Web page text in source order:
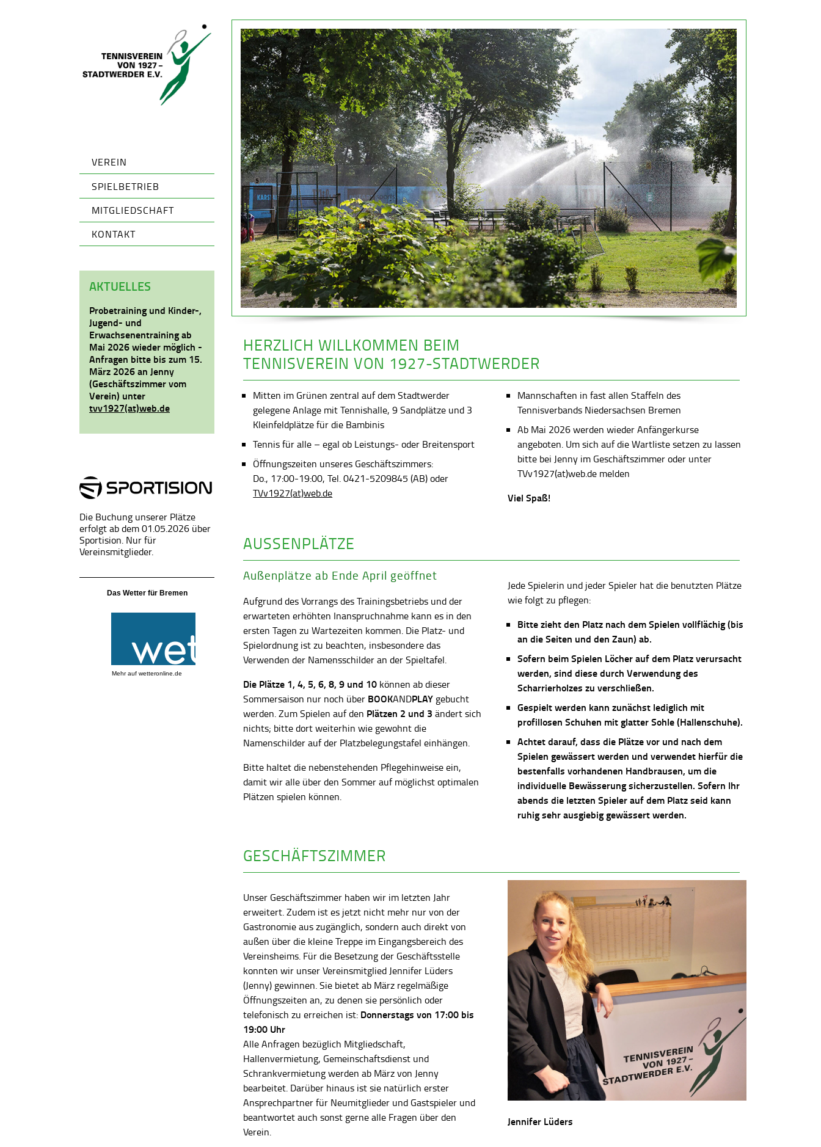
VEREIN
SPIELBETRIEB
MITGLIEDSCHAFT
KONTAKT
AKTUELLES
Probetraining und Kinder-,
Jugend- und
Erwachsenentraining ab
Mai 2026 wieder möglich -
Anfragen bitte bis zum 15.
März 2026 an Jenny
(Geschäftszimmer vom
Verein) unter
tvv1927(at)web.de
Die Buchung unserer Plätze
erfolgt ab dem 01.05.2026 über
Sportision. Nur für
Vereinsmitglieder.
Das Wetter für Bremen
Mehr auf wetteronline.de
HERZLICH WILLKOMMEN BEIM
TENNISVEREIN VON 1927-STADTWERDER
Mitten im Grünen zentral auf dem Stadtwerder
gelegene Anlage mit Tennishalle, 9 Sandplätze und 3
Kleinfeldplätze für die Bambinis
Tennis für alle – egal ob Leistungs- oder Breitensport
Öffnungszeiten unseres Geschäftszimmers:
Do., 17:00-19:00, Tel. 0421-5209845 (AB) oder
TVv1927(at)web.de
Mannschaften in fast allen Staffeln des
Tennisverbands Niedersachsen Bremen
Ab Mai 2026 werden wieder Anfängerkurse
angeboten. Um sich auf die Wartliste setzen zu lassen
bitte bei Jenny im Geschäftszimmer oder unter
TVv1927(at)web.de melden
Viel Spaß!
AUSSENPLÄTZE
Außenplätze ab Ende April geöffnet
Aufgrund des Vorrangs des Trainingsbetriebs und der
erwarteten erhöhten Inanspruchnahme kann es in den
ersten Tagen zu Wartezeiten kommen. Die Platz- und
Spielordnung ist zu beachten, insbesondere das
Verwenden der Namensschilder an der Spieltafel.
Die Plätze 1, 4, 5, 6, 8, 9 und 10 können ab dieser
Sommersaison nur noch über BOOKANDPLAY gebucht
werden. Zum Spielen auf den Plätzen 2 und 3 ändert sich
nichts; bitte dort weiterhin wie gewohnt die
Namenschilder auf der Platzbelegungstafel einhängen.
Bitte haltet die nebenstehenden Pflegehinweise ein,
damit wir alle über den Sommer auf möglichst optimalen
Plätzen spielen können.
Jede Spielerin und jeder Spieler hat die benutzten Plätze
wie folgt zu pflegen:
Bitte zieht den Platz nach dem Spielen vollflächig (bis
an die Seiten und den Zaun) ab.
Sofern beim Spielen Löcher auf dem Platz verursacht
werden, sind diese durch Verwendung des
Scharrierholzes zu verschließen.
Gespielt werden kann zunächst lediglich mit
profillosen Schuhen mit glatter Sohle (Hallenschuhe).
Achtet darauf, dass die Plätze vor und nach dem
Spielen gewässert werden und verwendet hierfür die
bestenfalls vorhandenen Handbrausen, um die
individuelle Bewässerung sicherzustellen. Sofern Ihr
abends die letzten Spieler auf dem Platz seid kann
ruhig sehr ausgiebig gewässert werden.
GESCHÄFTSZIMMER
Unser Geschäftszimmer haben wir im letzten Jahr
erweitert. Zudem ist es jetzt nicht mehr nur von der
Gastronomie aus zugänglich, sondern auch direkt von
außen über die kleine Treppe im Eingangsbereich des
Vereinsheims. Für die Besetzung der Geschäftsstelle
konnten wir unser Vereinsmitglied Jennifer Lüders
(Jenny) gewinnen. Sie bietet ab März regelmäßige
Öffnungszeiten an, zu denen sie persönlich oder
telefonisch zu erreichen ist: Donnerstags von 17:00 bis
19:00 Uhr
Alle Anfragen bezüglich Mitgliedschaft,
Hallenvermietung, Gemeinschaftsdienst und
Schrankvermietung werden ab März von Jenny
bearbeitet. Darüber hinaus ist sie natürlich erster
Ansprechpartner für Neumitglieder und Gastspieler und
beantwortet auch sonst gerne alle Fragen über den
Verein.
Jennifer Lüders